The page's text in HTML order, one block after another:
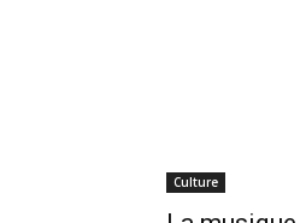
Culture